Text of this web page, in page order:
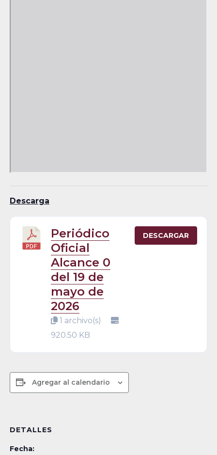
Descarga
Periódico
Oficial
Alcance 0
del 19 de
mayo de
2026
1 archivo(s)
920.50 KB
DESCARGAR
Agregar al calendario
DETALLES
Fecha: